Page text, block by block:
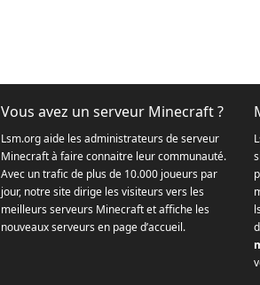
Vous avez un serveur Minecraft ?
Lsm.org aide les administrateurs de serveur
Minecraft à faire connaitre leur communauté.
Avec un trafic de plus de 10.000 joueurs par
jour, notre site dirige les visiteurs vers les
meilleurs serveurs Minecraft et affiche les
nouveaux serveurs en page d’accueil.